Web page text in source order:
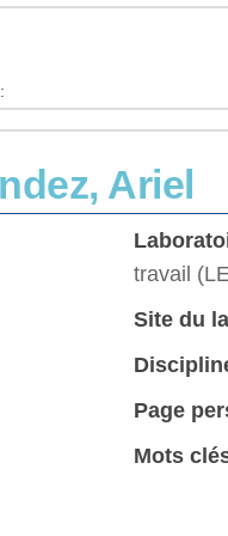
Ariel
travail
Site du
Page
Mots